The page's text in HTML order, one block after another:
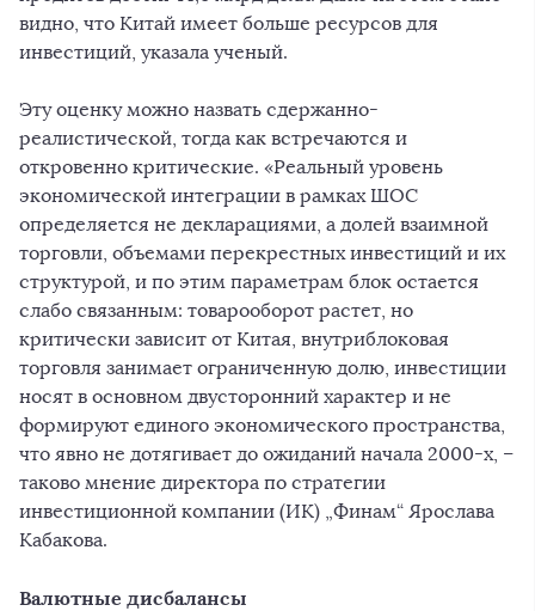
видно, что Китай имеет больше ресурсов для
инвестиций, указала ученый.
Эту оценку можно назвать сдержанно-
реалистической, тогда как встречаются и
откровенно критические. «Реальный уровень
экономической интеграции в рамках ШОС
определяется не декларациями, а долей взаимной
торговли, объемами перекрестных инвестиций и их
структурой, и по этим параметрам блок остается
слабо связанным: товарооборот растет, но
критически зависит от Китая, внутриблоковая
торговля занимает ограниченную долю, инвестиции
носят в основном двусторонний характер и не
формируют единого экономического пространства,
что явно не дотягивает до ожиданий начала 2000-х, –
таково мнение директора по стратегии
инвестиционной компании (ИК) „Финам“ Ярослава
Кабакова.
Валютные дисбалансы